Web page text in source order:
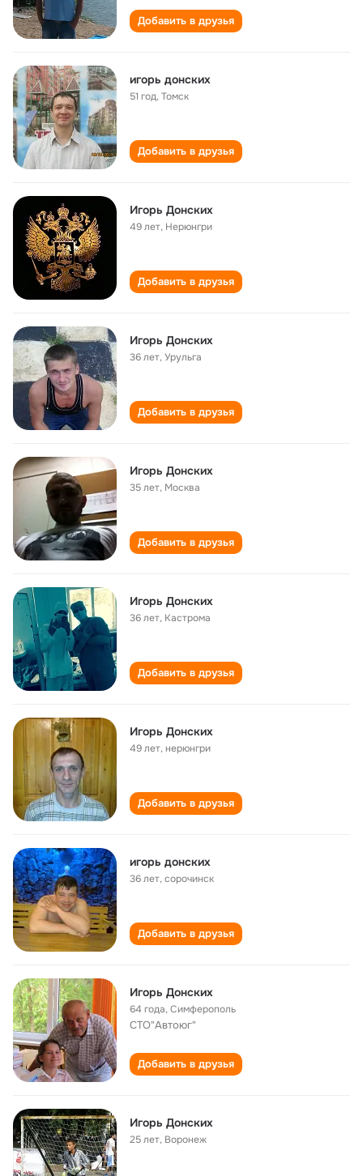
Добавить в друзья
игорь донских
51 год,Томск
Добавить в друзья
Игорь Донских
49 лет, Нерюнгри
Добавить в друзья
Игорь Донских
36 лет,Урульга
Добавить в друзья
Игорь Донских
35 лет, Москва
Добавить в друзья
Игорь Донских
36 лет, Кастрома
Добавить в друзья
Игорь Донских
49 лет,нерюнгри
Добавить в друзья
игорь донских
36 лет,сорочинск
Добавить в друзья
Игорь Донских
64 года,Симферополь
СТО"Автоюг"
Добавить в друзья
Игорь Донских
25 лет, Воронеж